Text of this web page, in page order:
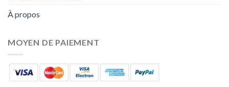
À propos
MOYEN DE PAIEMENT